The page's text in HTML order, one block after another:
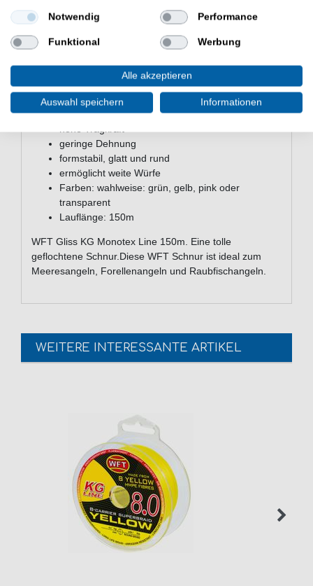
Farben: wahlweise: grün, gelb, pink oder
Lauflänge: 300m
Eigenschaften der WFT Gliss KG
Monotex Line
hohe Tragkraft
geringe Dehnung
formstabil, glatt und rund
ermöglicht weite Würfe
Farben: wahlweise: grün, gelb, pink oder
transparent
Lauflänge: 150m
WFT Gliss KG Monotex Line 150m. Eine tolle
geflochtene Schnur.Diese WFT Schnur ist ideal zum
Meeresangeln, Forellenangeln und Raubfischangeln.
WEITERE INTERESSANTE ARTIKEL
Notwendig Performance
Funktional Werbung
Alle akzeptieren
Auswahl speichern Informationen